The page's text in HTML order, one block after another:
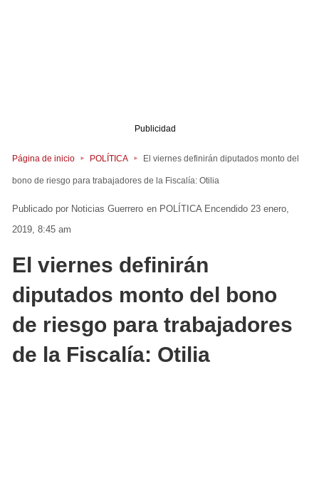
Publicidad
Página de inicio POLÍTICA El viernes definirán diputados monto del
bono de riesgo para trabajadores de la Fiscalía: Otilia
Noticias Guerrero en POLÍTICA Encendido 23 enero,
2019, 8:45 am
El viernes definirán
diputados monto del bono
de riesgo para trabajadores
de la Fiscalía: Otilia